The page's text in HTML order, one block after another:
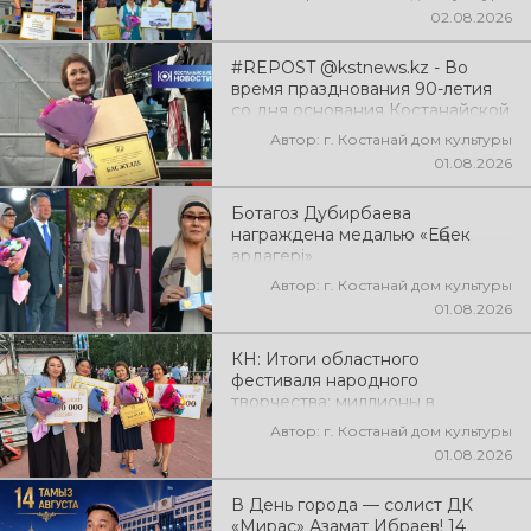
02.08.2026
#REPOST @kstnews.kz - Во
время празднования 90-летия
со дня основания Костанайской
области подвели итоги 38-го
фестиваля самодеятельного
Автор: г. Костанай дом культуры
01.08.2026
Ботагоз Дубирбаева
награждена медалью «Еңбек
ардагері»
Автор: г. Костанай дом культуры
01.08.2026
КН: Итоги областного
фестиваля народного
творчества: миллионы в
культуруАвтор: г. Костанай дом культуры
01.08.2026
В День города — солист ДК
«Мирас» Азамат Ибраев! 14